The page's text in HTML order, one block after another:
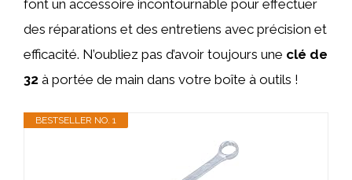
font un accessoire incontournable pour effectuer
des réparations et des entretiens avec précision et
efficacité. N’oubliez pas d’avoir toujours une clé de
32 à portée de main dans votre boîte à outils !
BESTSELLER NO. 1